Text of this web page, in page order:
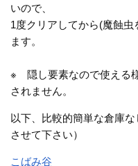
いので、
1度クリアしてから(魔蝕
ます。
※ 隠し要素なので使える
されません。
以下、比較的簡単な倉庫
させて下さい）
こばみ谷